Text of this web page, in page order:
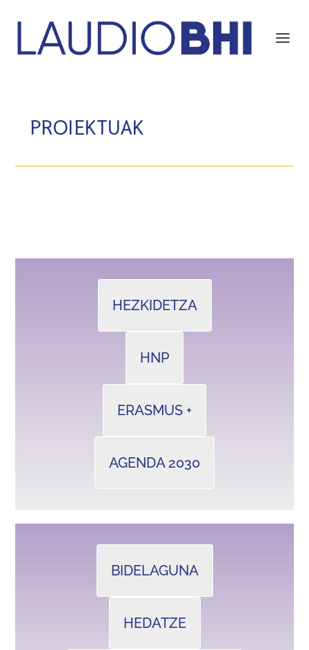
PROIEKTUAK
HEZKIDETZA
HNP
ERASMUS +
AGENDA 2030
BIDELAGUNA
HEDATZE